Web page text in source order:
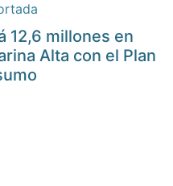
12,6 millones en
Alta con el Plan